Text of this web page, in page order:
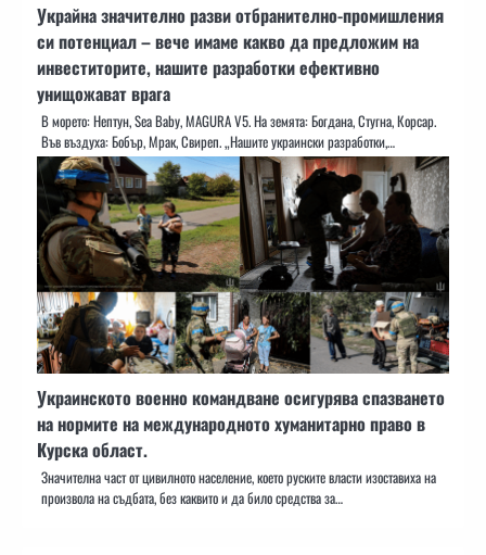
Украйна значително разви отбранително-промишления
си потенциал – вече имаме какво да предложим на
инвеститорите, нашите разработки ефективно
унищожават врага
В морето: Нептун, Sea Baby, MAGURA V5. На земята: Богдана, Стугна, Корсар.
Във въздуха: Бобър, Мрак, Свиреп. „Нашите украински разработки,…
Украинското военно командване осигурява спазването
на нормите на международното хуманитарно право в
Курска област.
Значителна част от цивилното население, което руските власти изоставиха на
произвола на съдбата, без каквито и да било средства за…